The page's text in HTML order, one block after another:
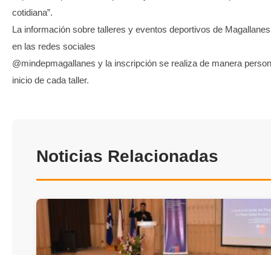
cotidiana”.
La información sobre talleres y eventos deportivos de
en las redes sociales
@mindepmagallanes y la inscripción se realiza de manera
inicio de cada taller.
Noticias Relacionadas